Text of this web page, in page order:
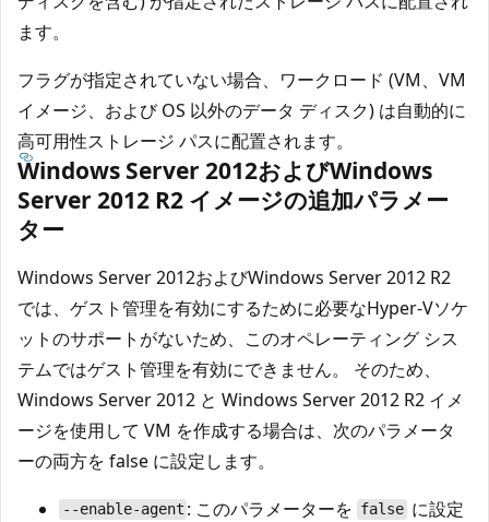
ます。
フラグが指定されていない場合、ワークロード (VM、VM
イメージ、および OS 以外のデータ ディスク) は自動的に
高可用性ストレージ パスに配置されます。
Windows Server 2012およびWindows
Server 2012 R2 イメージの追加パラメー
ター
Windows Server 2012およびWindows Server 2012 R2
では、ゲスト管理を有効にするために必要なHyper-Vソケ
ットのサポートがないため、このオペレーティング シス
テムではゲスト管理を有効にできません。 そのため、
Windows Server 2012 と Windows Server 2012 R2 イメ
ージを使用して VM を作成する場合は、次のパラメータ
ーの両方を false に設定します。
--enable-agent : このパラメーターを falseに設定